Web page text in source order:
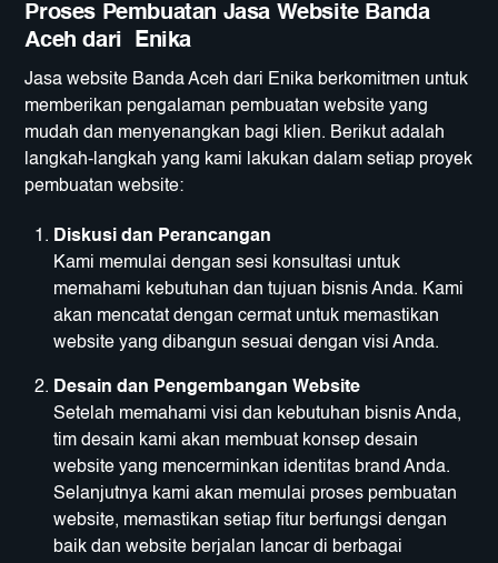
Proses Pembuatan Jasa Website Banda
Aceh dari Enika
Jasa website Banda Aceh dari Enika berkomitmen untuk
memberikan pengalaman pembuatan website yang
mudah dan menyenangkan bagi klien. Berikut adalah
langkah-langkah yang kami lakukan dalam setiap proyek
pembuatan website:
Diskusi dan Perancangan
Kami memulai dengan sesi konsultasi untuk
memahami kebutuhan dan tujuan bisnis Anda. Kami
akan mencatat dengan cermat untuk memastikan
website yang dibangun sesuai dengan visi Anda.
Desain dan Pengembangan Website
Setelah memahami visi dan kebutuhan bisnis Anda,
tim desain kami akan membuat konsep desain
website yang mencerminkan identitas brand Anda.
Selanjutnya kami akan memulai proses pembuatan
website, memastikan setiap fitur berfungsi dengan
baik dan website berjalan lancar di berbagai